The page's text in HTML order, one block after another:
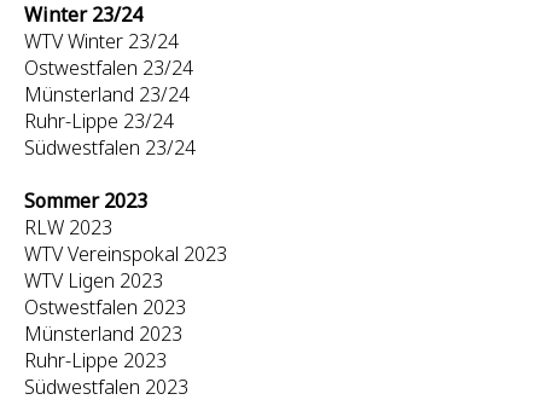
Winter 23/24
WTV Winter 23/24
Ostwestfalen 23/24
Münsterland 23/24
Ruhr-Lippe 23/24
Südwestfalen 23/24
Sommer 2023
RLW 2023
WTV Vereinspokal 2023
WTV Ligen 2023
Ostwestfalen 2023
Münsterland 2023
Ruhr-Lippe 2023
Südwestfalen 2023